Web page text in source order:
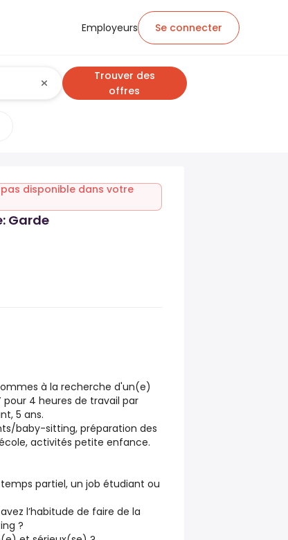
Employeurs Se connecter
Trouver des
offres
disponible dans votre
Garde
à la recherche d'un(e)
pour 4 heures de travail par
5 ans.
baby-sitting, préparation des
activités petite enfance.
partiel, un job étudiant ou
l’habitude de faire de la
?